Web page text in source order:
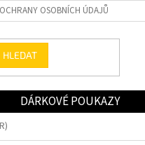
OSOBNÍCH ÚDAJŮ
HLEDAT
DÁRKOVÉ POUKAZY